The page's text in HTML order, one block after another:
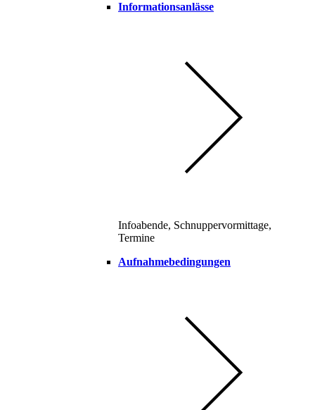
Informationsanlässe
Infoabende, Schnuppervormittage,
Termine
Aufnahmebedingungen